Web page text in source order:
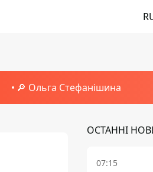
🔎 Ольга Стефанішина
ОСТАННІ
07:15